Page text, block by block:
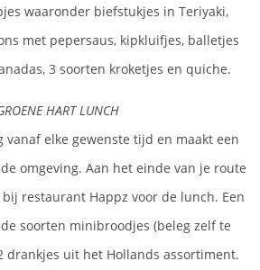
waaronder biefstukjes in Teriyaki,
met pepersaus, kipkluifjes, balletjes
3 soorten kroketjes en quiche.
HART LUNCH
vanaf elke gewenste tijd en maakt een
omgeving. Aan het einde van je route
restaurant Happz voor de lunch. Een
soorten minibroodjes (beleg zelf te
drankjes uit het Hollands assortiment.